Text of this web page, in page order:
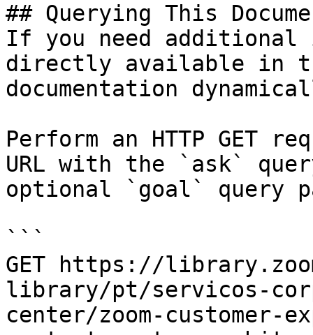
## Querying This
If you need
directly available in
documentation
Perform an HTTP GET
URL with the `ask`
optional `goal` query
```
GET https://
library/pt/servicos-
center/zoom-customer-